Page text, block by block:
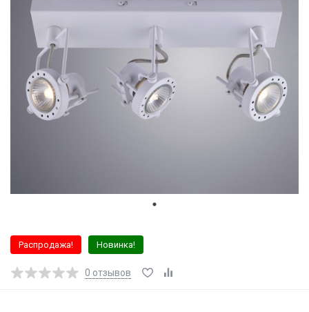
Распродажа! Новинка!
0 отзывов